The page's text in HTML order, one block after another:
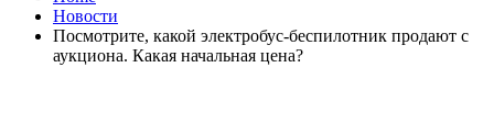
Новости
Посмотрите, какой электробус-беспилотник продают с
аукциона. Какая начальная цена?